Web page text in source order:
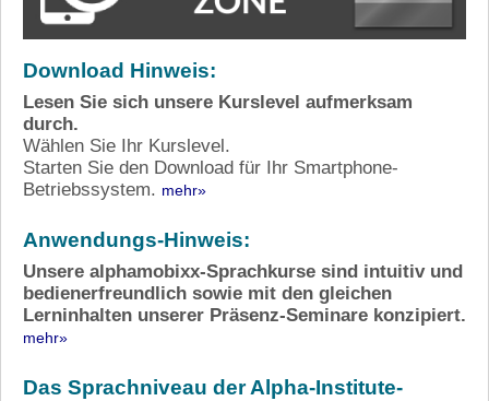
Download Hinweis:
Lesen Sie sich unsere Kurslevel aufmerksam
durch.
Wählen Sie Ihr Kurslevel.
Starten Sie den Download für Ihr Smartphone-
Betriebssystem. mehr»
Anwendungs-Hinweis:
Unsere alphamobixx-Sprachkurse sind intuitiv und
bedienerfreundlich sowie mit den gleichen
Lerninhalten unserer Präsenz-Seminare konzipiert.
mehr»
Das Sprachniveau der Alpha-Institute-